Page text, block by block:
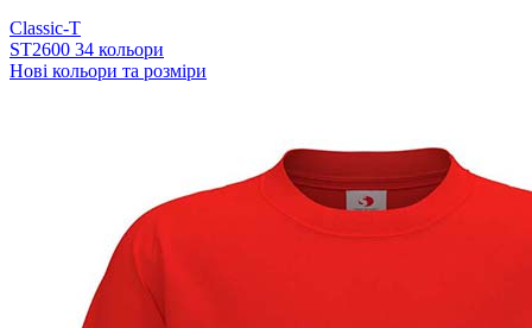
Classic-T
ST2600 34 кольори
Нові кольори та розміри